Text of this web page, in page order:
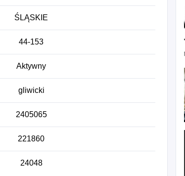
ŚLĄSKIE
44-153
Aktywny
gliwicki
2405065
221860
24048